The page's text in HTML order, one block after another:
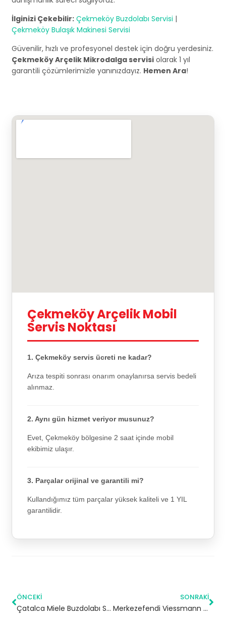
İlginizi Çekebilir: Çekmeköy Buzdolabı Servisi |
Çekmeköy Bulaşık Makinesi Servisi
Güvenilir, hızlı ve profesyonel destek için doğru yerdesiniz.
Çekmeköy Arçelik Mikrodalga servisi olarak 1 yıl
garantili çözümlerimizle yanınızdayız. Hemen Ara!
Çekmeköy Arçelik Mobil
Servis Noktası
1. Çekmeköy servis ücreti ne kadar?
Arıza tespiti sonrası onarım onaylanırsa servis bedeli
alınmaz.
2. Aynı gün hizmet veriyor musunuz?
Evet, Çekmeköy bölgesine 2 saat içinde mobil
ekibimiz ulaşır.
3. Parçalar orijinal ve garantili mi?
Kullandığımız tüm parçalar yüksek kaliteli ve 1 YIL
garantilidir.
ÖNCEKI
Çatalca Miele Buzdolabı Servisi – 7/24 Teknik Servis
SONRAKI
Merkezefendi Viessmann Kombi Servisi – Zeytinburnu Yetkili Servis